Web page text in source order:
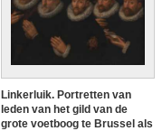
Linkerluik. Portretten van
leden van het gild van de
grote voetboog te Brussel als